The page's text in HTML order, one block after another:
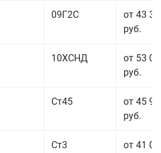
09Г2С
от 43
руб.
10ХСНД
от 53
руб.
Ст45
от 45
руб.
Ст3
от 41